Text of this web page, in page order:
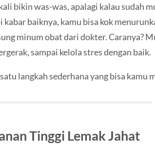
bikin was-was, apalagi kalau sudah
kabar baiknya, kamu bisa kok
minum obat dari dokter. Caranya?
sampai kelola stres dengan baik.
langkah sederhana yang bisa kamu
Tinggi Lemak Jahat